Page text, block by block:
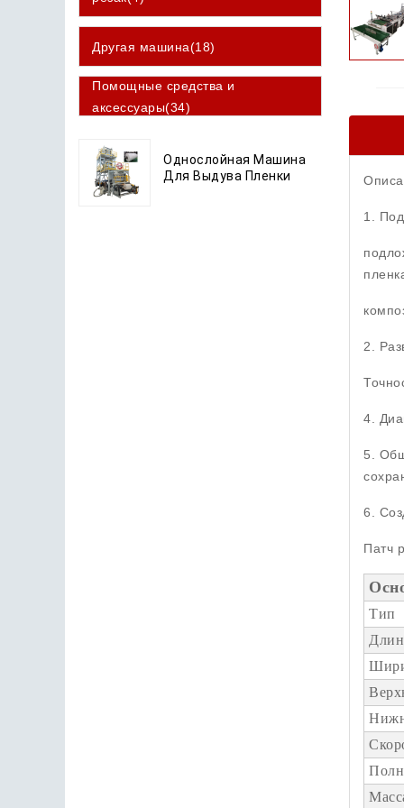
Другая машина(18)
Помощные средства и
аксессуары(34)
Однослойная Машина
Для Выдува Пленки
1.
2.
4.
5.
6.
Патч
Тип